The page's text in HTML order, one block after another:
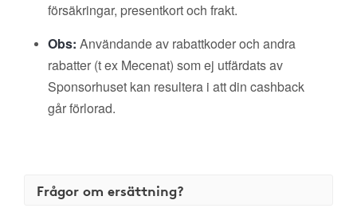
försäkringar, presentkort och frakt.
Obs: Användande av rabattkoder och andra
rabatter (t ex Mecenat) som ej utfärdats av
Sponsorhuset kan resultera i att din cashback
går förlorad.
Frågor om ersättning?